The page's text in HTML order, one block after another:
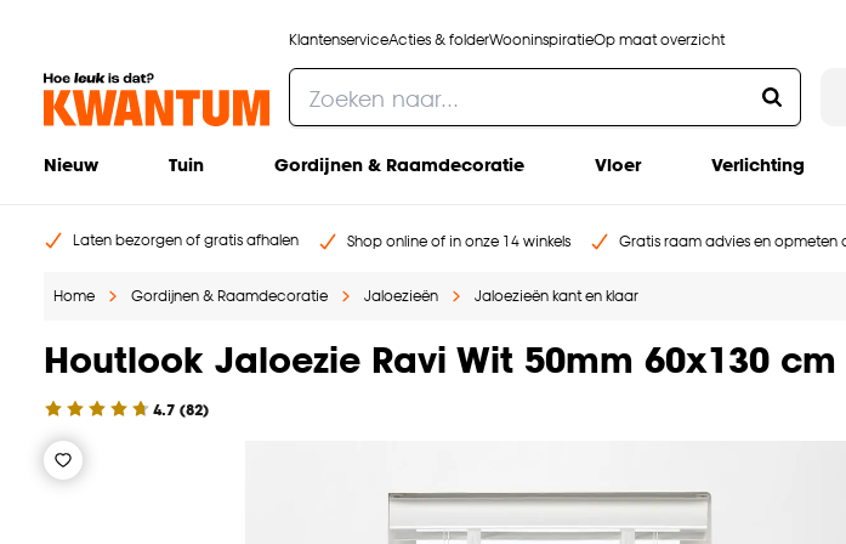
KlantenserviceActies & folderWooninspiratieOp maat overzicht
Nieuw Tuin Gordijnen & Raamdecoratie Vloer Verlichting
Laten bezorgen of gratis afhalen Shop online of in onze 14 winkels Gratis raam advies en opmeten
Home Gordijnen & Raamdecoratie Jaloezieën Jaloezieën kant en klaar
Houtlook Jaloezie Ravi Wit 50mm 60x130 cm
4.7 (82)